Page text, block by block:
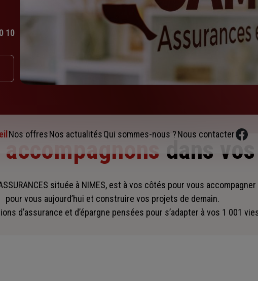
10
Nos offresNos actualitésQui sommes-nous ?Nous contacter
dans
située à NIMES, est à vos côtés pour vous accompagner
pour vous aujourd’hui et construire vos projets de demain.
d’assurance et d’épargne pensées pour s’adapter à vos 1 001